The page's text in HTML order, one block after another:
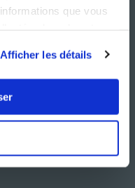
que vous
Afficher les détails
nous
légales
de confidentialité
des Cookies